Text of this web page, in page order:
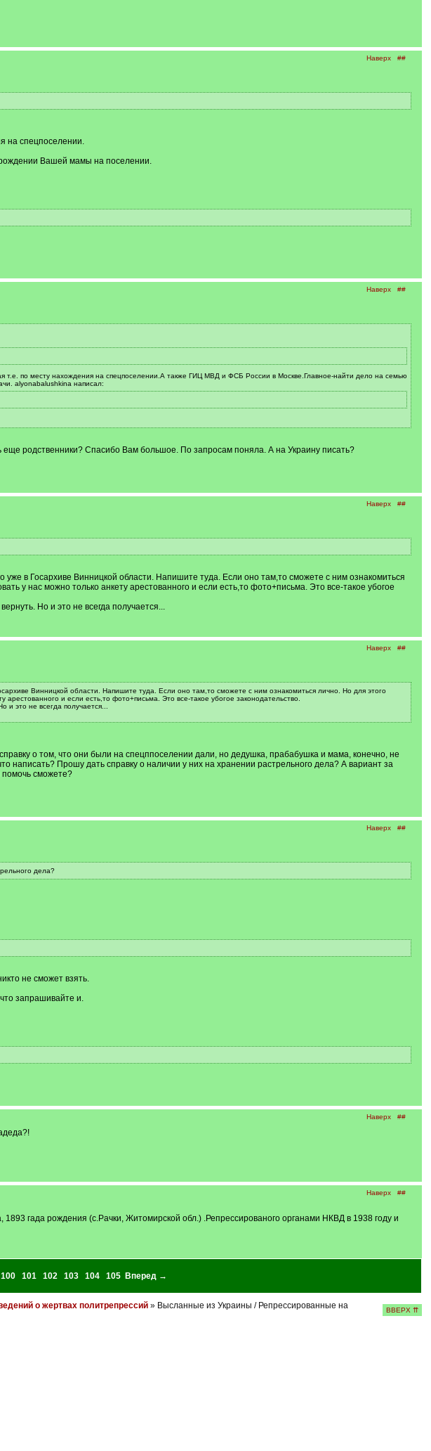
Наверх ##
на спецпоселении.
Вашей мамы на поселении.
Наверх ##
т.е. по месту нахождения на спецпоселении.А также ГИЦ МВД и ФСБ России в Москве.Главное-найти дело на семью
alyonabalushkina написал:
родственники? Спасибо Вам большое. По запросам поняла. А на Украину писать?
Наверх ##
в Госархиве Винницкой области. Напишите туда. Если оно там,то сможете с ним ознакомиться
у нас можно только анкету арестованного и если есть,то фото+письма. Это все-такое убогое
Но и это не всегда получается...
Наверх ##
Винницкой области. Напишите туда. Если оно там,то сможете с ним ознакомиться лично. Но для этого
и если есть,то фото+письма. Это все-такое убогое законодательство.
это не всегда получается...
о том, что они были на спецппоселении дали, но дедушка, прабабушка и мама, конечно, не
написать? Прошу дать справку о наличии у них на хранении растрельного дела? А вариант за
помочь сможете?
Наверх ##
дела?
не сможет взять.
запрашивайте и.
Наверх ##
Наверх ##
гада рождения (с.Рачки, Житомирской обл.) .Репрессированого органами НКВД в 1938 году и
100 101 102 103 104 105 Вперед →
о жертвах политрепрессий » Высланные из Украины / Репрессированные на
ВВЕРХ ⇈